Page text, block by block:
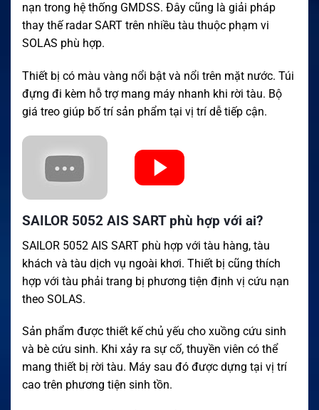
nạn trong hệ thống GMDSS. Đây cũng là giải pháp
thay thế radar SART trên nhiều tàu thuộc phạm vi
SOLAS phù hợp.
Thiết bị có màu vàng nổi bật và nổi trên mặt nước. Túi
đựng đi kèm hỗ trợ mang máy nhanh khi rời tàu. Bộ
giá treo giúp bố trí sản phẩm tại vị trí dễ tiếp cận.
SAILOR 5052 AIS SART phù hợp với ai?
SAILOR 5052 AIS SART phù hợp với tàu hàng, tàu
khách và tàu dịch vụ ngoài khơi. Thiết bị cũng thích
hợp với tàu phải trang bị phương tiện định vị cứu nạn
theo SOLAS.
Sản phẩm được thiết kế chủ yếu cho xuồng cứu sinh
và bè cứu sinh. Khi xảy ra sự cố, thuyền viên có thể
mang thiết bị rời tàu. Máy sau đó được dựng tại vị trí
cao trên phương tiện sinh tồn.